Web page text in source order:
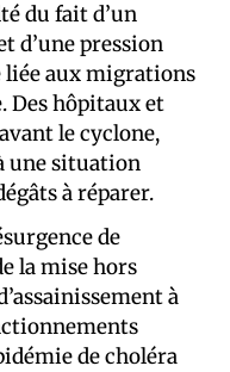
du fait d’un
d’une pression
aux migrations
Des hôpitaux et
le cyclone,
une situation
à réparer.
de
la mise hors
à
de choléra